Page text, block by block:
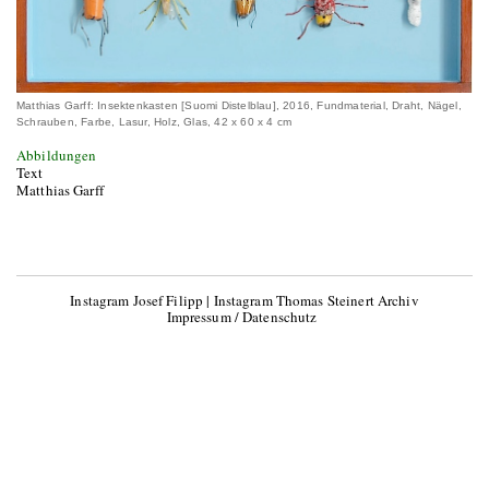
Matthias Garff: Insektenkasten [Suomi Distelblau], 2016, Fundmaterial, Draht, Nägel,
Schrauben, Farbe, Lasur, Holz, Glas, 42 x 60 x 4 cm
Abbildungen
Text
Matthias Garff
Instagram Josef Filipp | Instagram Thomas Steinert Archiv
Impressum / Datenschutz